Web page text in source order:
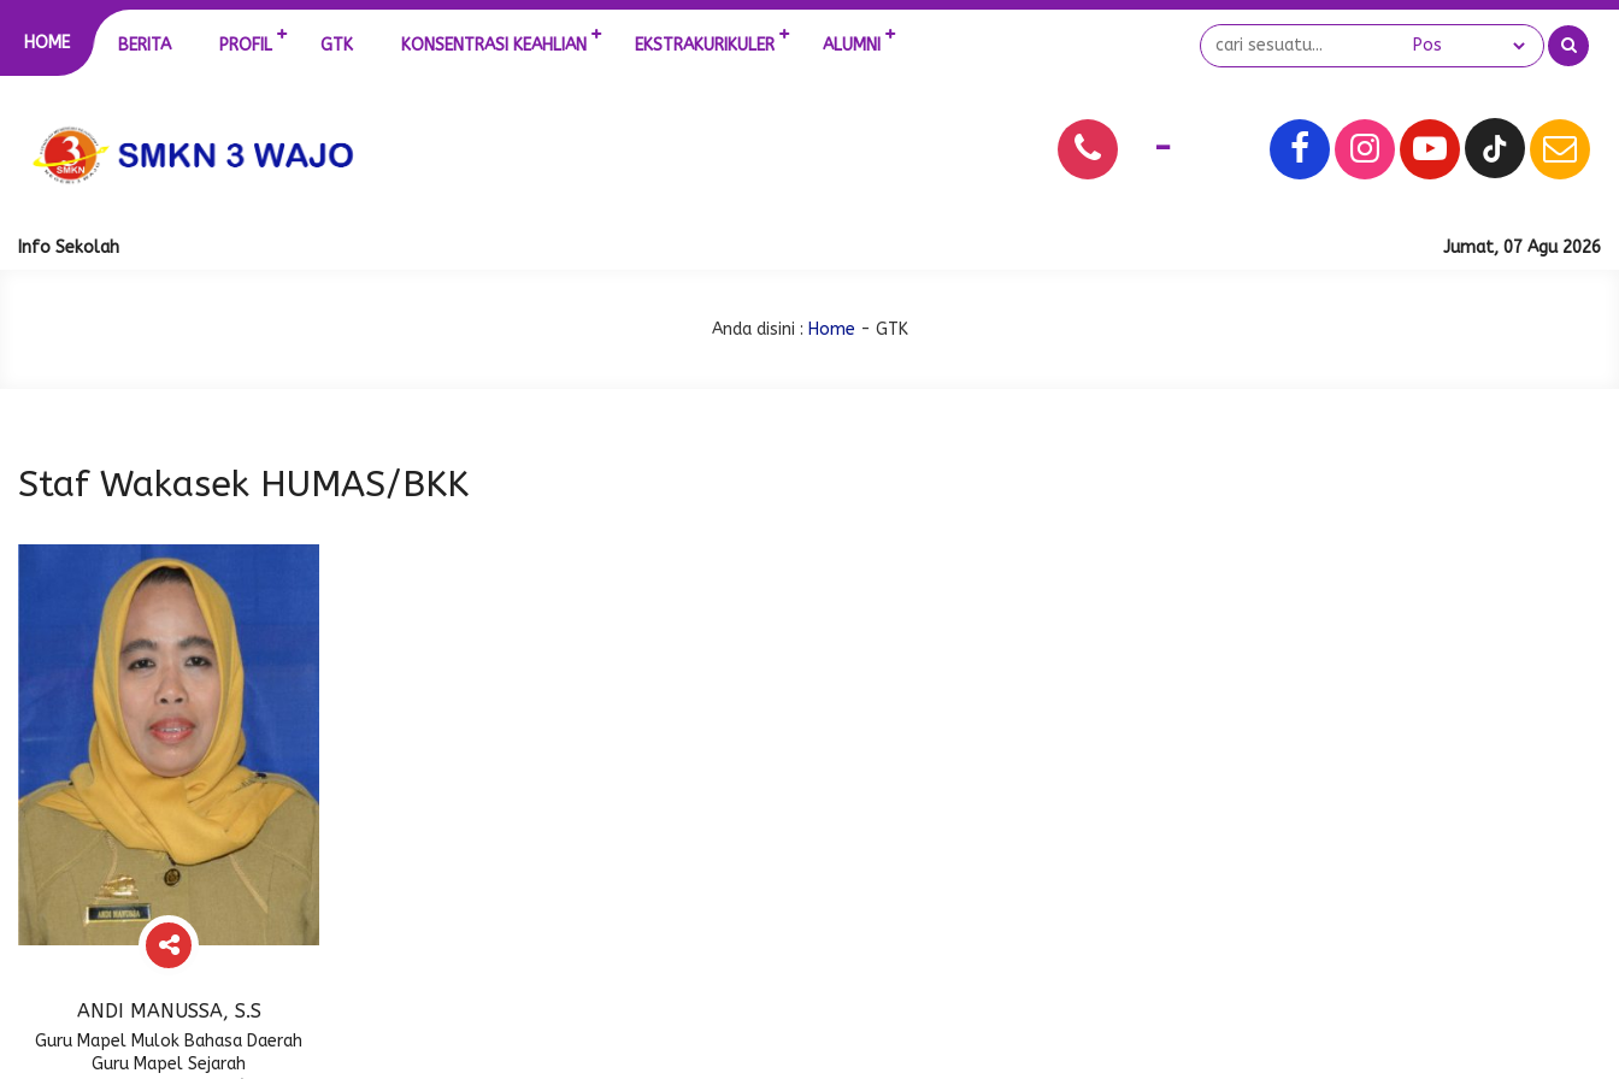
HOME BERITA PROFIL GTK KONSENTRASI KEAHLIAN EKSTRAKURIKULER ALUMNI
-
Info Sekolah Jumat, 07 Agu 2026
Anda disini : Home - GTK
Staf Wakasek HUMAS/BKK
ANDI MANUSSA, S.S
Guru Mapel Mulok Bahasa Daerah
Guru Mapel Sejarah